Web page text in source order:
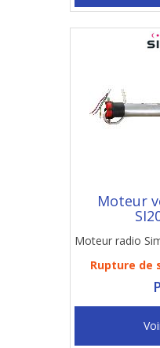
Moteur
Moteur radio
Rupture de